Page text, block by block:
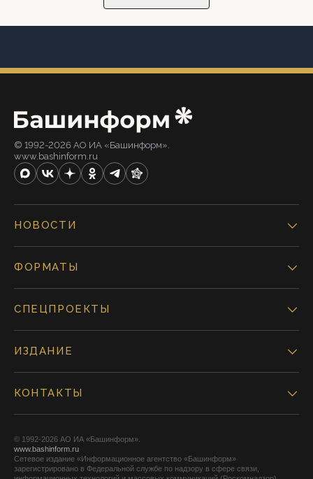
© 1992-2026 АО ИА «Башинформ».
www.bashinform.ru
НОВОСТИ
ФОРМАТЫ
СПЕЦПРОЕКТЫ
ИЗДАНИЕ
КОНТАКТЫ
© 1992-2026 АО ИА «Башинформ».
www.bashinform.ru
Сетевое издание «Информационное агентство «Башинформ»
зарегистрировано в Федеральной службе по надзору в сфере связи,